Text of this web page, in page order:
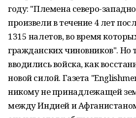
году: "Племена северо-
произвели в течение 4 лет
1315 налетов, во время
гражданских чиновников". Но
вводились войска, как
новой силой. Газета
никому не принадлежащей
между Индией и